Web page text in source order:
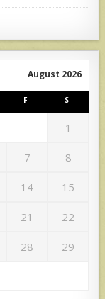
August 2026
F S
1
7 8
14 15
21 22
28 29